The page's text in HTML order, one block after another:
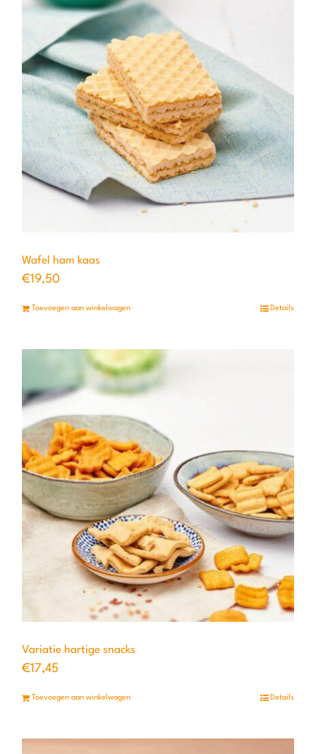
Wafel ham kaas
€19,50
Toevoegen aan winkelwagen Details
Variatie hartige snacks
€17,45
Toevoegen aan winkelwagen Details